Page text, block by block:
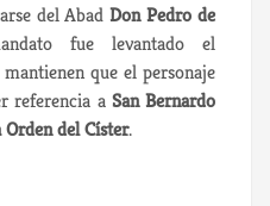
del AbadDon Pedro de
fue levantado el
que el personaje
referencia a San Bernardo
del Císter.